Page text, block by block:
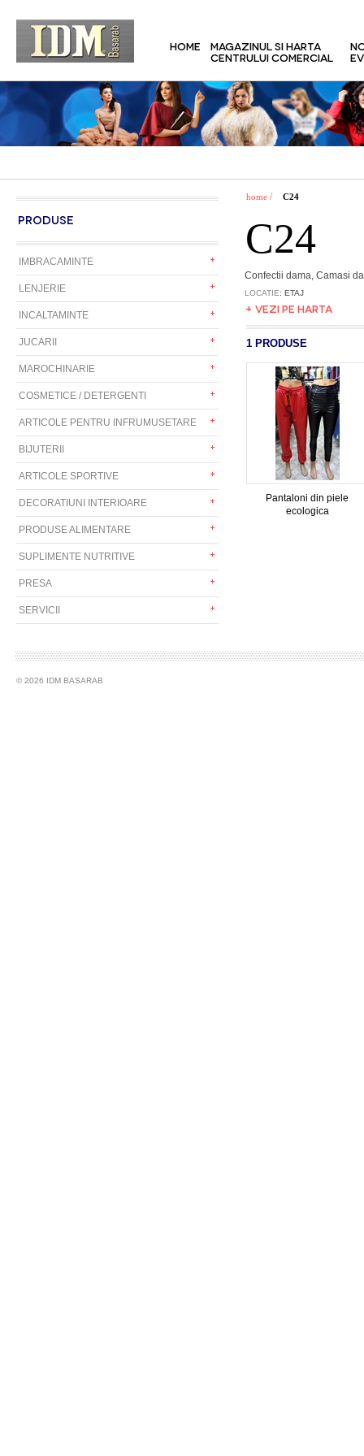
HOME
MAGAZINUL SI HARTA
CENTRULUI COMERCIAL
PRODUSE
IMBRACAMINTE
LENJERIE
INCALTAMINTE
JUCARII
MAROCHINARIE
COSMETICE / DETERGENTI
ARTICOLE PENTRU INFRUMUSETARE
BIJUTERII
ARTICOLE SPORTIVE
DECORATIUNI INTERIOARE
PRODUSE ALIMENTARE
SUPLIMENTE NUTRITIVE
PRESA
SERVICII
home / C24
C24
Confectii dama, Camasi
LOCATIE: ETAJ
+ VEZI PE HARTA
1 PRODUSE
Pantaloni din piele
ecologica
© 2026 IDM BASARAB